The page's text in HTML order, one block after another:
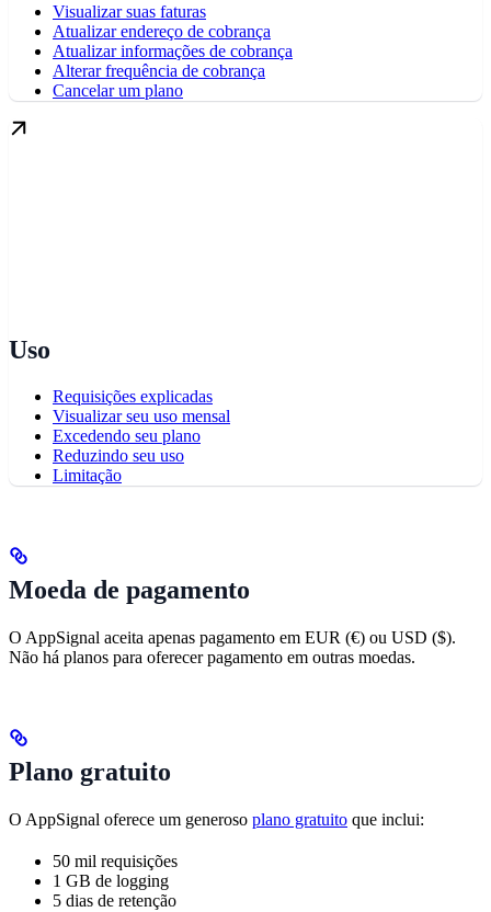
Visualizar suas faturas
Atualizar endereço de cobrança
Atualizar informações de cobrança
Alterar frequência de cobrança
Cancelar um plano
Uso
Requisições explicadas
Visualizar seu uso mensal
Excedendo seu plano
Reduzindo seu uso
Limitação
Moeda de pagamento
O AppSignal aceita apenas pagamento em EUR (€) ou USD ($).
Não há planos para oferecer pagamento em outras moedas.
Plano gratuito
O AppSignal oferece um generoso plano gratuito que inclui:
50 mil requisições
1 GB de logging
5 dias de retenção